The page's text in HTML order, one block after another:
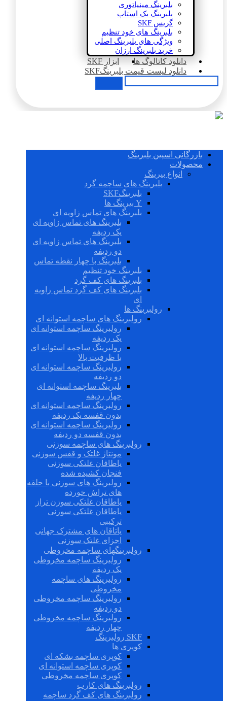
بلبرینگ مینیاتوری
بلبرینگ بک استاپ
گریس SKF
بلبرینگ های خود تنظیم
ویژگی های بلبرینگ اصلی
خرید بلبرینگ ارزان
دانلود کاتالوگ ها
ابزار SKF
دانلود لیست قیمت بلبرینگSKF
بازرگانی اسپین بلبرینگ
محصولات
انواع بیرینگ
بلبرینگ های ساچمه گرد
بلبرینگSKF
Y بیرینگ ها
بلبرینگ های تماس زاویه ای
بلبرینگ های تماس زاویه ای
یک ردیفه
بلبرینگ های تماس زاویه ای
دو ردیفه
بلبرینگ با چهار نقطه تماس
بلبرینگ خود تنظیم
بلبرینگ های کف گرد
بلبرینگ های کف گرد تماس زاویه
ای
رولبرینگ ها
رولبرینگ های ساچمه استوانه ای
رولبرینگ ساچمه استوانه ای
یک ردیفه
رولبرینگ ساچمه استوانه ای
با ظرفیت بالا
رولبرینگ ساچمه استوانه ای
دو ردیفه
بلبرینگ ساچمه استوانه ای
چهار ردیفه
رولبرینگ ساچمه استوانه ای
بدون قفسه یک ردیفه
رولبرینگ ساچمه استوانه ای
بدون قفسه دو ردیفه
رولبرینگ های ساچمه سوزنی
مونتاژ غلتک و قفس سوزنی
یاطاقان غلتکی سوزنی
فنجان کشیده شده
رولبرینگ های سوزنی با حلقه
های تراش خورده
یاطاقان غلتکی سوزن تراز
یاطاقان غلتکی سوزنی
ترکیبی
یاتاقان های مشترک جهانی
اجزای غلتک سوزنی
رولبرینگهای ساچمه مخروطی
رولبرینگ ساچمه مخروطی
یک ردیفه
رولبرینگ های ساچمه
مخروطی
رولبرینگ ساچمه مخروطی
دو ردیفه
رولبرینگ ساچمه مخروطی
چهار ردیفه
SKF رولبرینگ
کوپری ها
کوپری ساچمه بشکه ای
کوپری ساچمه استوانه ای
کوپری ساچمه مخروطی
رولبرینگ های کارب
رولبرینگ های کف گرد ساچمه